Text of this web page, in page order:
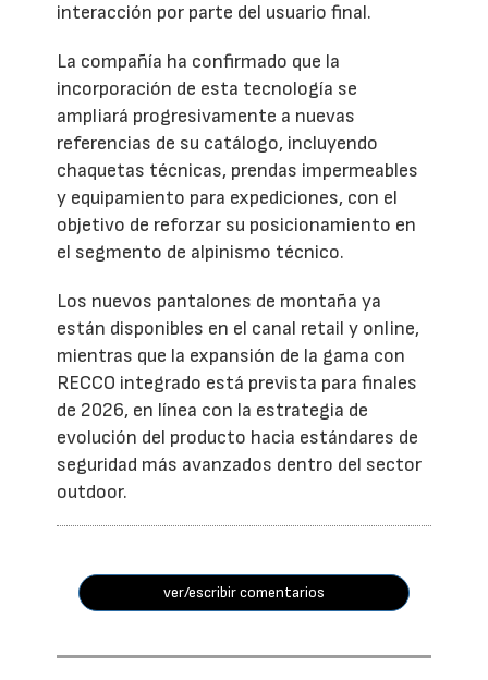
interacción por parte del usuario final.
La compañía ha confirmado que la
incorporación de esta tecnología se
ampliará progresivamente a nuevas
referencias de su catálogo, incluyendo
chaquetas técnicas, prendas impermeables
y equipamiento para expediciones, con el
objetivo de reforzar su posicionamiento en
el segmento de alpinismo técnico.
Los nuevos pantalones de montaña ya
están disponibles en el canal retail y online,
mientras que la expansión de la gama con
RECCO integrado está prevista para finales
de 2026, en línea con la estrategia de
evolución del producto hacia estándares de
seguridad más avanzados dentro del sector
outdoor.
ver/escribir comentarios